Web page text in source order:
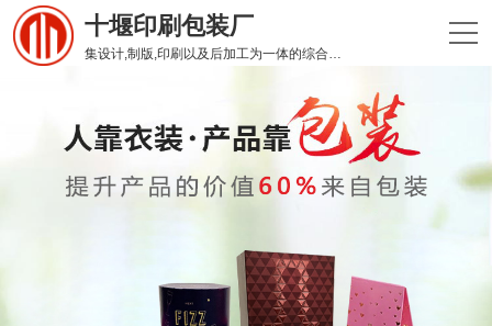
十堰印刷包装厂
集设计,制版,印刷以及后加工为一体的综合性印刷企业